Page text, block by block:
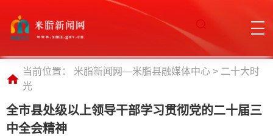
当前位置： 米脂新闻网—米脂县融媒体中心 > 二十大时
光
全市县处级以上领导干部学习贯彻党的二十届三
中全会精神